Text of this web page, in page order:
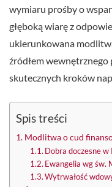
wymiaru prośby o
głęboką wiarę z
ukierunkowana
źródłem
skutecznych kroków
Spis treści
Modlitwa o cud
Dobra doczesne
Ewangelia wg św.
Wytrwałość